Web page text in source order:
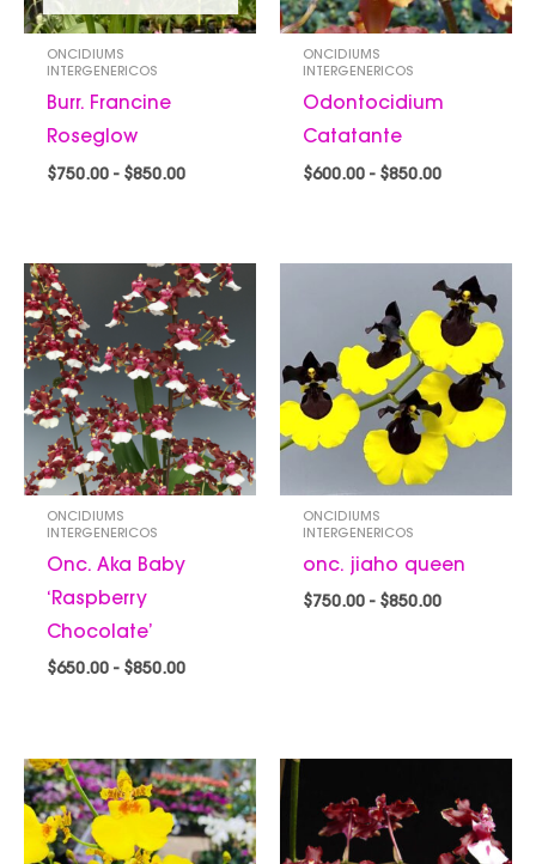
ONCIDIUMS
INTERGENERICOS
Burr. Francine
Roseglow
$750.00 - $850.00
ONCIDIUMS
INTERGENERICOS
Odontocidium
Catatante
$600.00 - $850.00
ONCIDIUMS
INTERGENERICOS
Onc. Aka Baby
‘Raspberry
Chocolate’
$650.00 - $850.00
Rango
de
precios:
desde
$650.00
hasta
$850.00
ONCIDIUMS
INTERGENERICOS
onc. jiaho queen
$750.00 - $850.00
Rango
de
precios:
desde
$750.00
hasta
$850.00
Rango
de
precios:
desde
$650.00
precios:
desde
$650.00